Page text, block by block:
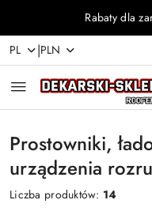
Przejdź do treści
Przejdź do
Przejdź do moje
Przejdź do menu
Przejdź do stopki
Rabaty dla
PL |PLN
Prostowniki,
urządzenia
Liczba produktów: 14